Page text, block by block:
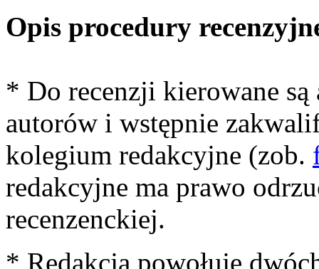
Opis procedury
* Do recenzji kierowane są
autorów i wstępnie
kolegium redakcyjne (zob.
redakcyjne ma prawo
recenzenckiej.
* Redakcja powołuje